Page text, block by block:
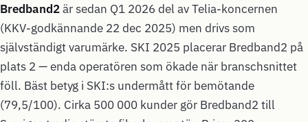
Bredband2är sedan Q1 2026 del av Telia-koncernen
(KKV-godkännande 22 dec 2025) men drivs som
självständigt varumärke. SKI 2025 placerar Bredband2 på
plats 2 — enda operatören som ökade när branschsnittet
föll. Bäst betyg i SKI:s undermått för bemötande
(79,5/100). Cirka 500 000 kunder gör Bredband2 till